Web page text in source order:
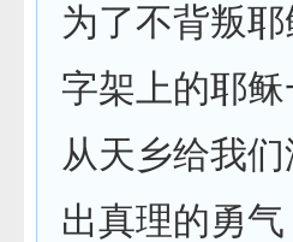
为了不背叛
字架上的耶
从天乡给我
出真理的勇